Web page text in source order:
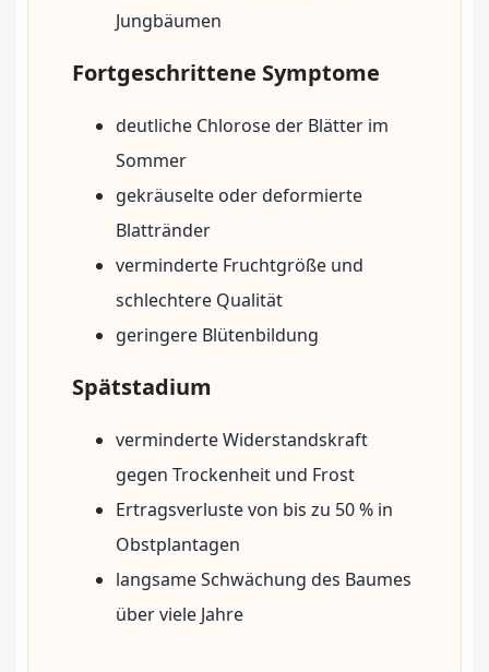
Jungbäumen
Fortgeschrittene Symptome
deutliche Chlorose der Blätter im
Sommer
gekräuselte oder deformierte
Blattränder
verminderte Fruchtgröße und
schlechtere Qualität
geringere Blütenbildung
Spätstadium
verminderte Widerstandskraft
gegen Trockenheit und Frost
Ertragsverluste von bis zu 50 % in
Obstplantagen
langsame Schwächung des Baumes
über viele Jahre